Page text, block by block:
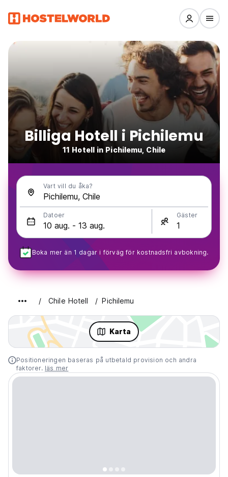
Billiga Hotell i Pichilemu
11 Hotell in Pichilemu, Chile
Vart vill du åka?
Datoer Gäster
Boka mer än 1 dagar i förväg för kostnadsfri avbokning.
Chile Hotell Pichilemu
Karta
Positioneringen baseras på utbetald provision och andra
faktorer. läs mer